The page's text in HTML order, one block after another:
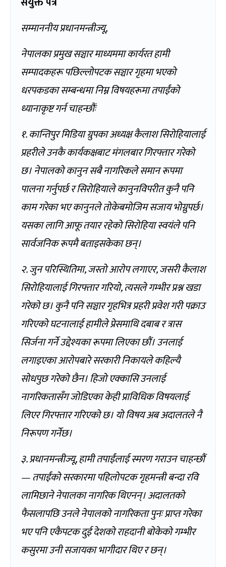
सम्माननीय प्रधानमन्त्रीज्यू,
नेपालका प्रमुख सञ्चार माध्यममा कार्यरत हामी
सम्पादकहरू पछिल्लोपटक सञ्चार गृहमा भएको
धरपकडका सम्बन्धमा निम्न विषयहरूमा तपाईंको
ध्यानाकृष्ट गर्न चाहन्छौंः
१. कान्तिपुर मिडिया ग्रुपका अध्यक्ष कैलाश सिरोहियालाई
प्रहरीले उनकै कार्यकक्षबाट मंगलबार गिरफ्तार गरेको
छ। नेपालको कानुन सबै नागरिकले समान रूपमा
पालना गर्नुपर्छ र सिरोहियाले कानुनविपरीत कुनै पनि
काम गरेका भए कानुनले तोकेबमोजिम सजाय भोग्नुपर्छ।
यसका लागि आफू तयार रहेको सिरोहिया स्वयंले पनि
सार्वजनिक रूपमै बताइसकेका छन्।
२. जुन परिस्थितिमा, जस्तो आरोप लगाएर, जसरी कैलाश
सिरोहियालाई गिरफ्तार गरियो, त्यसले गम्भीर प्रश्न खडा
गरेको छ। कुनै पनि सञ्चार गृहभित्र प्रहरी प्रवेश गरी पक्राउ
गरिएको घटनालाई हामीले प्रेसमाथि दबाब र त्रास
सिर्जना गर्ने उद्देश्यका रूपमा लिएका छौं। उनलाई
लगाइएका आरोपबारे सरकारी निकायले कहिल्यै
सोधपुछ गरेको छैन। हिजो एक्कासि उनलाई
नागरिकतासँग जोडिएका केही प्राविधिक विषयलाई
लिएर गिरफ्तार गरिएको छ। यो विषय अब अदालतले नै
निरूपण गर्नेछ।
३. प्रधानमन्त्रीज्यू, हामी तपाईंलाई स्मरण गराउन चाहन्छौं
— तपाईंको सरकारमा पहिलोपटक गृहमन्त्री बन्दा रवि
लामिछाने नेपालका नागरिक थिएनन्। अदालतको
फैसलापछि उनले नेपालको नागरिकता पुनः प्राप्त गरेका
भए पनि एकैपटक दुई देशको राहदानी बोकेको गम्भीर
कसुरमा उनी सजायका भागीदार थिए र छन्।